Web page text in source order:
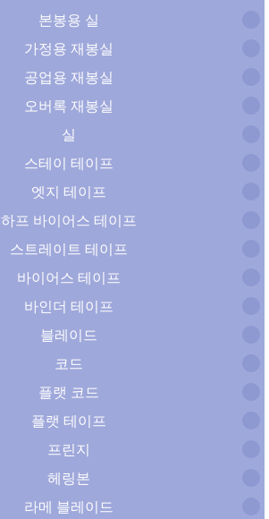
본봉용 실
가정용 재봉실
공업용 재봉실
오버록 재봉실
실
스테이 테이프
엣지 테이프
하프 바이어스 테이프
스트레이트 테이프
바이어스 테이프
바인더 테이프
블레이드
코드
플랫 코드
플랫 테이프
프린지
헤링본
라메 블레이드